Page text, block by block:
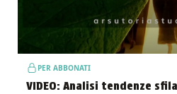
PER ABBONATI
VIDEO: Analisi tendenze